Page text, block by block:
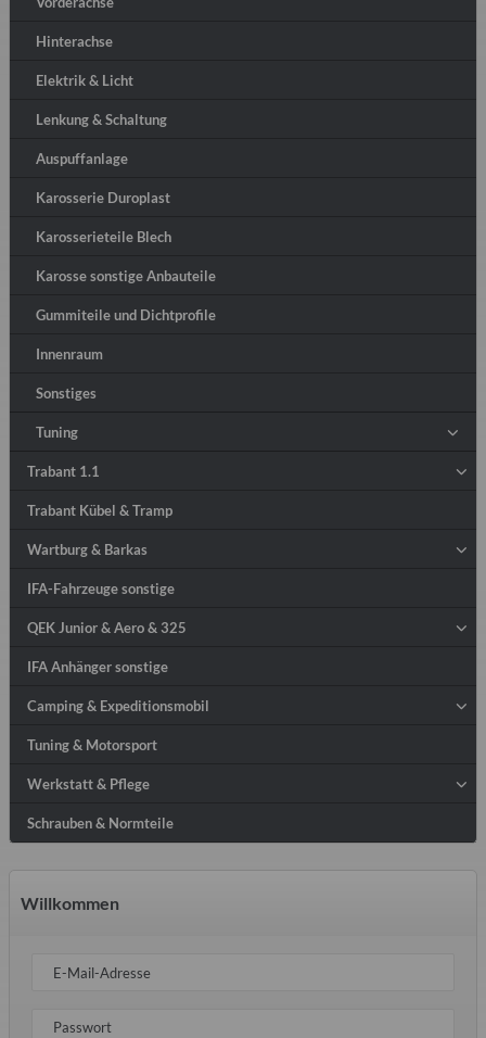
Hinterachse
Elektrik & Licht
Lenkung & Schaltung
Auspuffanlage
Karosserie Duroplast
Karosserieteile Blech
Karosse sonstige Anbauteile
Gummiteile und Dichtprofile
Innenraum
Sonstiges
Tuning
Trabant 1.1
Trabant Kübel & Tramp
Wartburg & Barkas
IFA-Fahrzeuge sonstige
QEK Junior & Aero & 325
IFA Anhänger sonstige
Camping & Expeditionsmobil
Tuning & Motorsport
Werkstatt & Pflege
Schrauben & Normteile
Willkommen
E-Mail-Adresse
Passwort